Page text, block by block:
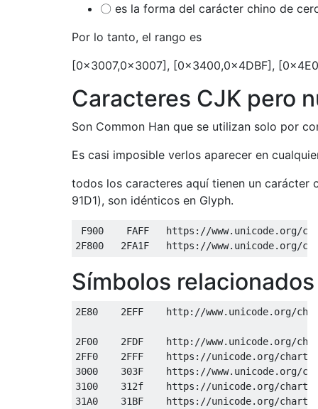
〇 es la forma del carácter chino de
Por lo tanto, el rango es
[0x3007,0x3007], [0x3400,0x4DBF],
Caracteres CJK pero
Son Common Han que se utilizan solo por
Es casi imposible verlos aparecer en
todos los caracteres aquí tienen un
91D1), son idénticos en Glyph.
F900    FAFF   https://www.unicode.org/
Símbolos
2E80    2EFF    http://www.unicode.org/
2F00    2FDF    http://www.unicode.org/
2FF0    2FFF    https://unicode.org/charts/
3000    303F    https://www.unicode.org/
3100    312f    https://unicode.org/charts/
31A0    31BF    https://unicode.org/charts/